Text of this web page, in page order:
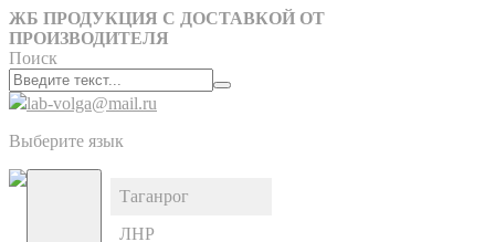
ЖБ ПРОДУКЦИЯ С ДОСТАВКОЙ ОТ
ПРОИЗВОДИТЕЛЯ
Поиск
lab-volga@mail.ru
Выберите язык
Таганрог
ЛНР